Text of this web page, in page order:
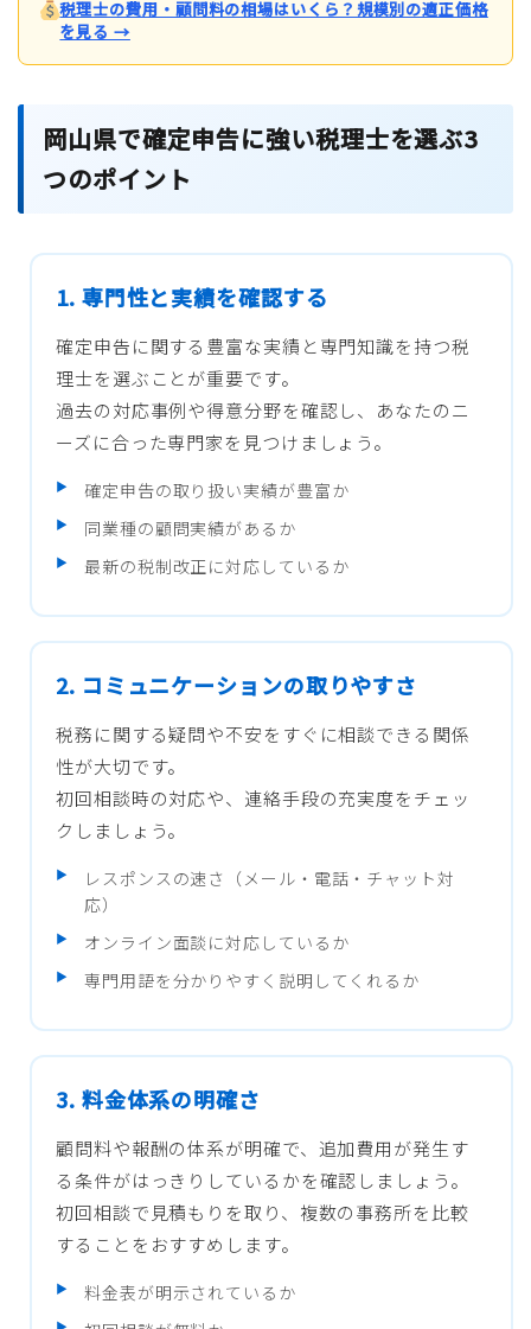
税理士の費用・顧問料の相場はいくら？規模別の適正価格
を見る →
岡山県で確定申告に強い税理士を選ぶ3
つのポイント
1. 専門性と実績を確認する
確定申告に関する豊富な実績と専門知識を持つ税
理士を選ぶことが重要です。
過去の対応事例や得意分野を確認し、あなたのニ
ーズに合った専門家を見つけましょう。
確定申告の取り扱い実績が豊富か
同業種の顧問実績があるか
最新の税制改正に対応しているか
2. コミュニケーションの取りやすさ
税務に関する疑問や不安をすぐに相談できる関係
性が大切です。
初回相談時の対応や、連絡手段の充実度をチェッ
クしましょう。
レスポンスの速さ（メール・電話・チャット対
応）
オンライン面談に対応しているか
専門用語を分かりやすく説明してくれるか
3. 料金体系の明確さ
顧問料や報酬の体系が明確で、追加費用が発生す
る条件がはっきりしているかを確認しましょう。
初回相談で見積もりを取り、複数の事務所を比較
することをおすすめします。
料金表が明示されているか